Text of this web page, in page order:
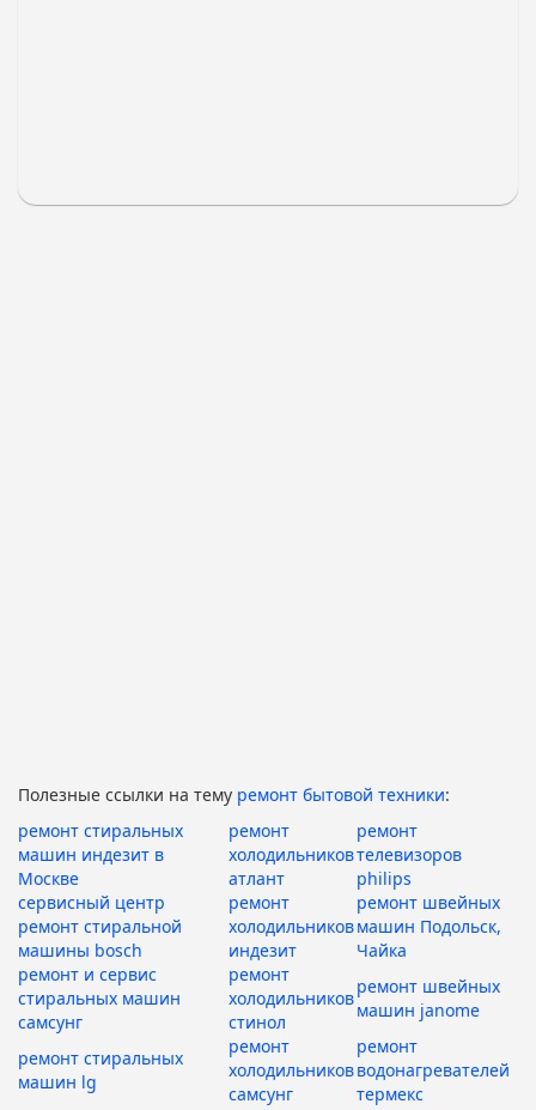
Полезные ссылки на тему ремонт бытовой техники:
ремонт стиральных
машин индезит в
Москве
ремонт
холодильников
атлант
ремонт
телевизоров
philips
сервисный центр
ремонт стиральной
машины bosch
ремонт
холодильников
индезит
ремонт швейных
машин Подольск,
Чайка
ремонт и сервис
стиральных машин
самсунг
ремонт
холодильников
стинол
ремонт швейных
машин janome
ремонт стиральных
машин lg
ремонт
холодильников
самсунг
ремонт
водонагревателей
термекс